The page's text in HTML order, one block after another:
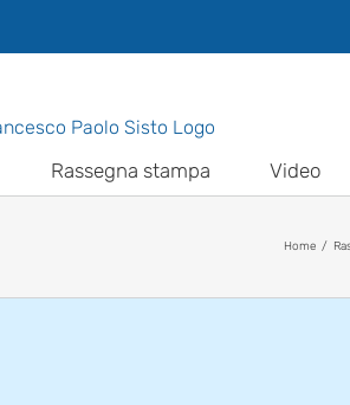
Rassegna stampa Video
Home